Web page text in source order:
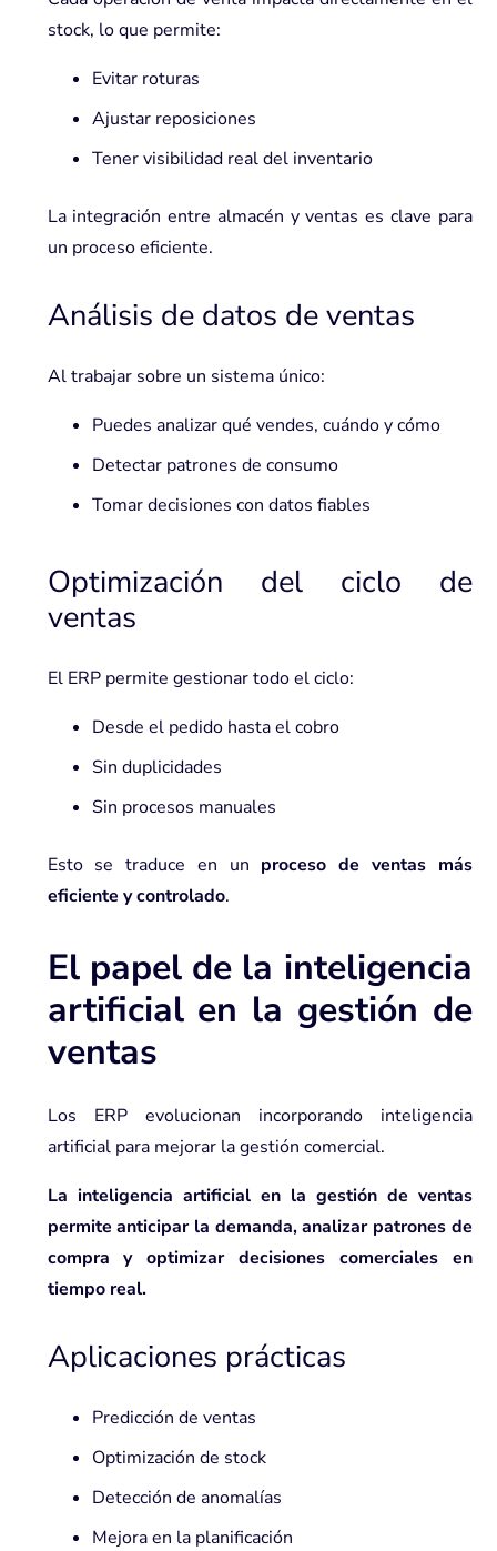
stock, lo que permite:
Evitar roturas
Ajustar reposiciones
Tener visibilidad real del inventario
La integración entre almacén y ventas es clave para
un proceso eficiente.
Análisis de datos de ventas
Al trabajar sobre un sistema único:
Puedes analizar qué vendes, cuándo y cómo
Detectar patrones de consumo
Tomar decisiones con datos fiables
Optimización del ciclo de
ventas
El ERP permite gestionar todo el ciclo:
Desde el pedido hasta el cobro
Sin duplicidades
Sin procesos manuales
Esto se traduce en un proceso de ventas más
eficiente y controlado.
El papel de la inteligencia
artificial en la gestión de
ventas
Los ERP evolucionan incorporando inteligencia
artificial para mejorar la gestión comercial.
La inteligencia artificial en la gestión de ventas
permite anticipar la demanda, analizar patrones de
compra y optimizar decisiones comerciales en
tiempo real.
Aplicaciones prácticas
Predicción de ventas
Optimización de stock
Detección de anomalías
Mejora en la planificación